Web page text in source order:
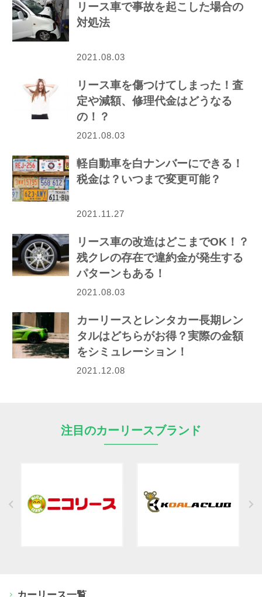
リース車で事故を起こした場合の
対処法
2021.08.03
リース車を傷つけてしまった！査
定や減額、修理代金はどうなる
の！？
2021.08.03
軽自動車を白ナンバーにできる！
税金は？いつまで変更可能？
2021.11.27
リース車の改造はどこまでOK！？
残クレの存在で違約金が発生する
パターンもある！
2021.08.03
カーリースとレンタカー長期レン
タルはどちらがお得？実際の金額
をシミュレーション！
2021.12.08
注目のカーリースブランド